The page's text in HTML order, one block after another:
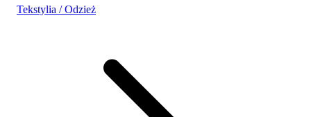
Tekstylia / Odzież